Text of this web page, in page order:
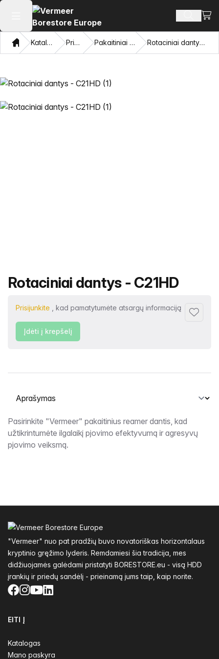
Atidaryti pagrindinį meniu Ieškoti
Namon Katalogas Priedai Pakaitiniai dantys Rotaciniai dantys - C21HD
Produkto pavadinimas
Rotaciniai dantys - C21HD
Prisijunkite , kad pamatytumėte atsargų informaciją
Pridėti
Įdėti į krepšelį
Pasirinkite skirtuką
Aprašymas
Pasirinkite "Vermeer" pakaitinius reamer dantis, kad
užtikrintumėte ilgalaikį pjovimo efektyvumą ir agresyvų
pjovimo veiksmą.
"Vermeer" nuo pat pradžių buvo novatoriškas horizontalaus
kryptinio gręžimo lyderis. Remdamiesi šia tradicija, mes
didžiuojamės galėdami pristatyti BORESTORE.eu - visą HDD
įrankių ir priedų sandėlį - prieinamą jums taip, kaip norite.
Facebook
Instagram
YouTube
LinkedIn
EITI Į
Katalogas
Mano paskyra